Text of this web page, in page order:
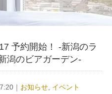
予約開始！ -新潟のラ
潟のビアガーデン-
｜ お知らせ, イベント